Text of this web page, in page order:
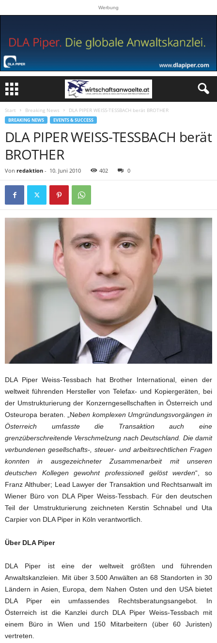
Werbung
Start Breaking News DLA PIPER WEISS-TESSBACH berät BROTHER
BREAKING NEWS EVENTS & SUCCESS
DLA PIPER WEISS-TESSBACH berät
BROTHER
Von redaktion - 10. Juni 2010 402 0
DLA Piper Weiss-Tessbach hat Brother International, einen der
weltweit führenden Hersteller von Telefax- und Kopiergeräten, bei
der Umstrukturierung der Konzerngesellschaften in Österreich und
Osteuropa beraten. „Neben komplexen Umgründungsvorgängen in
Österreich umfasste die Transaktion auch eine
grenzüberschreitende Verschmelzung nach Deutschland. Die damit
verbundenen gesellschafts-, steuer- und arbeitsrechtlichen Fragen
konnten in ausgezeichneter Zusammenarbeit mit unseren
deutschen Kollegen gewohnt professionell gelöst werden“, so
Franz Althuber; Lead Lawyer der Transaktion und Rechtsanwalt im
Wiener Büro von DLA Piper Weiss-Tessbach. Für den deutschen
Teil der Umstrukturierung zeichneten Kerstin Schnabel und Uta
Carpier von DLA Piper in Köln verantwortlich.
Über DLA Piper
DLA Piper ist eine der weltweit größten und führenden
Anwaltskanzleien. Mit über 3.500 Anwälten an 68 Standorten in 30
Ländern in Asien, Europa, dem Nahen Osten und den USA bietet
DLA Piper ein umfassendes Rechtsberatungsangebot. In
Österreich ist die Kanzlei durch DLA Piper Weiss-Tessbach mit
einem Büro in Wien und 150 Mitarbeitern (über 60 Juristen)
vertreten.